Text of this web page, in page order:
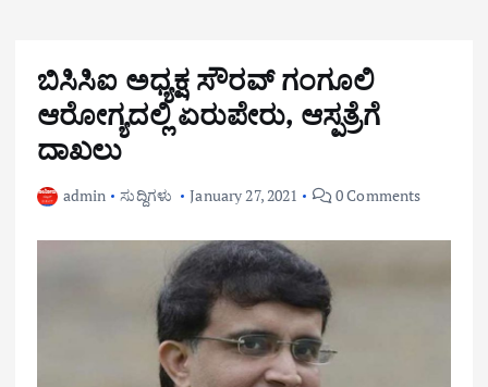
ಬಿಸಿಸಿಐ ಅಧ್ಯಕ್ಷ ಸೌರವ್ ಗಂಗೂಲಿ
ಆರೋಗ್ಯದಲ್ಲಿ ಏರುಪೇರು, ಆಸ್ಪತ್ರೆಗೆ
ದಾಖಲು
admin ಸುದ್ದಿಗಳು January 27, 2021 0 Comments